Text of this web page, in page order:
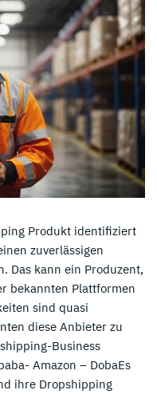
Produkt identifiziert
zuverlässigen
Das kann ein Produzent,
bekannten Plattformen
sind quasi
diese Anbieter zu
Business
Amazon – DobaEs
ihre Dropshipping